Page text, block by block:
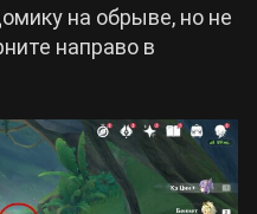
на обрыве, но не
направо в